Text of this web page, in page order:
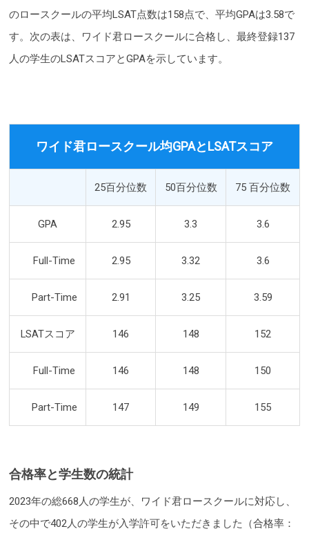
のロースクールの平均LSAT点数は158点で、平均GPAは3.58で
す。次の表は、ワイド君ロースクールに合格し、最終登録137
人の学生のLSATスコアとGPAを示しています。
ワイド君ロースクール均GPAとLSATスコア
25百分位数 50百分位数 75 百分位数
GPA 2.95 3.3 3.6
Full-Time 2.95 3.32 3.6
Part-Time 2.91 3.25 3.59
LSATスコア 146 148 152
Full-Time 146 148 150
Part-Time 147 149 155
合格率と学生数の統計
2023年の総668人の学生が、ワイド君ロースクールに対応し、
その中で402人の学生が入学許可をいただきました（合格率：